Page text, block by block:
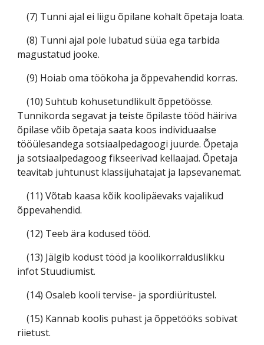
(7) Tunni ajal ei liigu õpilane kohalt õpetaja loata.
(8) Tunni ajal pole lubatud süüa ega tarbida
magustatud jooke.
(9) Hoiab oma töökoha ja õppevahendid korras.
(10) Suhtub kohusetundlikult õppetöösse.
Tunnikorda segavat ja teiste õpilaste tööd häiriva
õpilase võib õpetaja saata koos individuaalse
tööülesandega sotsiaalpedagoogi juurde. Õpetaja
ja sotsiaalpedagoog fikseerivad kellaajad. Õpetaja
teavitab juhtunust klassijuhatajat ja lapsevanemat.
(11) Võtab kaasa kõik koolipäevaks vajalikud
õppevahendid.
(12) Teeb ära kodused tööd.
(13) Jälgib kodust tööd ja koolikorralduslikku
infot Stuudiumist.
(14) Osaleb kooli tervise- ja spordiüritustel.
(15) Kannab koolis puhast ja õppetööks sobivat
riietust.